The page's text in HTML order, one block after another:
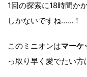
1回の探索に18時間か
しかないですね……！
このミニオンはマーケ
っ取り早く愛でたい方